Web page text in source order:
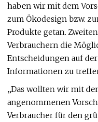
haben wir mit dem
zum Ökodesign bzw.
Produkte getan.
Verbrauchern die
Entscheidungen auf
Informationen zu
„Das wollten wir mit
angenommenen
Verbraucher für den